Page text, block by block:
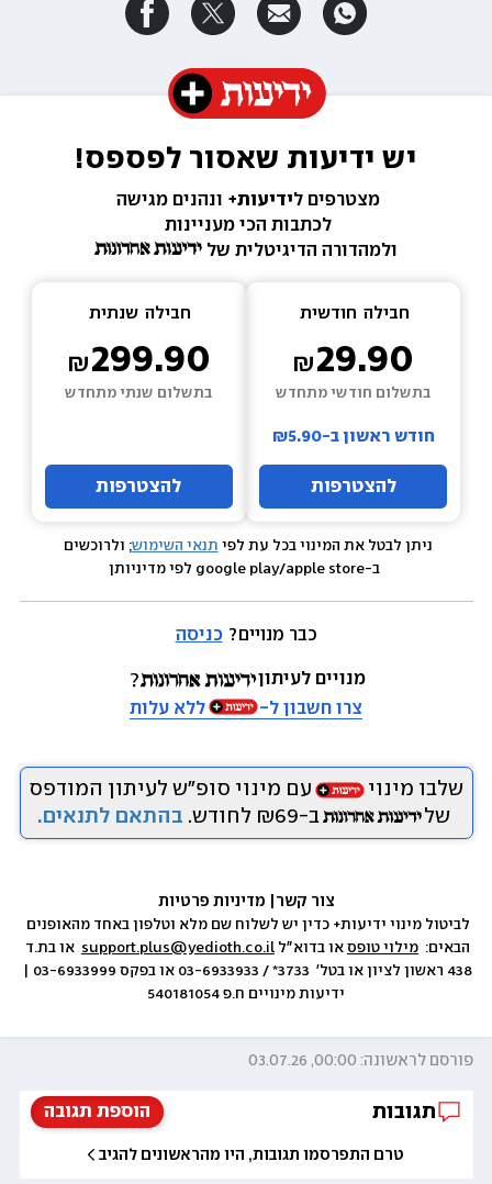
יש ידיעות שאסור לפספס!
מצטרפים לידיעות+ ונהנים מגישה
לכתבות הכי מעניינות
ולמהדורה הדיגיטלית של
חבילה חודשית
29.90
בתשלום חודשי מתחדש
חודש ראשון ב-₪5.90
להצטרפות
חבילה שנתית
299.90
בתשלום שנתי מתחדש
להצטרפות
ניתן לבטל את המינוי בכל עת לפי תנאי השימוש; ולרוכשים
כבר מנויים? כניסה
מנויים לעיתון
צרו חשבון ל-
ללא עלות
שלבו מינוי
עם מינוי סופ״ש לעיתון המודפס
של
ב-₪69 לחודש. בהתאם לתנאים.
צור קשר
הבאים: מילוי טופס או בדוא״ל support.plus@yedioth.co.il
ידיעות מינויים ח.פ 540181054
פורסם לראשונה: 00:00, 03.07.26
הוספת תגובה תגובות
טרם התפרסמו תגובות, היו מהראשונים להגיב